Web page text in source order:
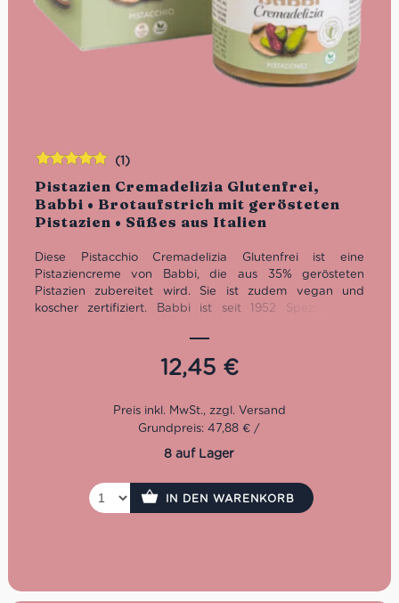
Pistazien Cremadelizia Glutenfrei,
Babbi • Brotaufstrich mit gerösteten
Pistazien • Süßes aus Italien
(1)
Diese Pistacchio Cremadelizia Glutenfrei ist eine
Pistaziencreme von Babbi, die aus 35% gerösteten
Pistazien zubereitet wird. Sie ist zudem vegan und
koscher zertifiziert. Babbi ist seit 1952 Spezialist für
Brotaufstriche, wie diese Pistaziencreme, sind eine ganz
eigene Kategorie für sich und muss unbedingt probiert
12,45 €
Bewertet
mit5.00von
5
Grundpreis: 47,88 € /
8 auf Lager
IN DEN WARENKORB